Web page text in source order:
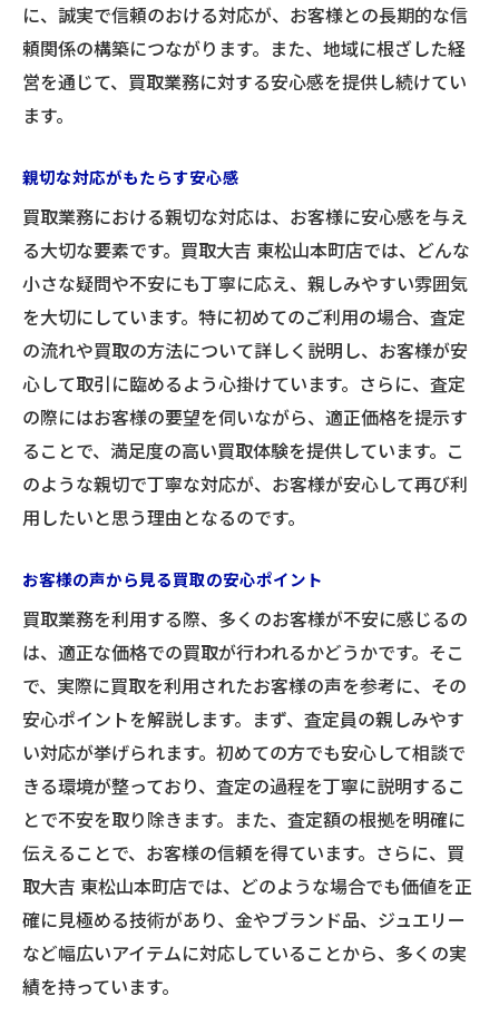
に、誠実で信頼のおける対応が、お客様との長期的な信
頼関係の構築につながります。また、地域に根ざした経
営を通じて、買取業務に対する安心感を提供し続けてい
ます。
親切な対応がもたらす安心感
買取業務における親切な対応は、お客様に安心感を与え
る大切な要素です。買取大吉 東松山本町店では、どんな
小さな疑問や不安にも丁寧に応え、親しみやすい雰囲気
を大切にしています。特に初めてのご利用の場合、査定
の流れや買取の方法について詳しく説明し、お客様が安
心して取引に臨めるよう心掛けています。さらに、査定
の際にはお客様の要望を伺いながら、適正価格を提示す
ることで、満足度の高い買取体験を提供しています。こ
のような親切で丁寧な対応が、お客様が安心して再び利
用したいと思う理由となるのです。
お客様の声から見る買取の安心ポイント
買取業務を利用する際、多くのお客様が不安に感じるの
は、適正な価格での買取が行われるかどうかです。そこ
で、実際に買取を利用されたお客様の声を参考に、その
安心ポイントを解説します。まず、査定員の親しみやす
い対応が挙げられます。初めての方でも安心して相談で
きる環境が整っており、査定の過程を丁寧に説明するこ
とで不安を取り除きます。また、査定額の根拠を明確に
伝えることで、お客様の信頼を得ています。さらに、買
取大吉 東松山本町店では、どのような場合でも価値を正
確に見極める技術があり、金やブランド品、ジュエリー
など幅広いアイテムに対応していることから、多くの実
績を持っています。